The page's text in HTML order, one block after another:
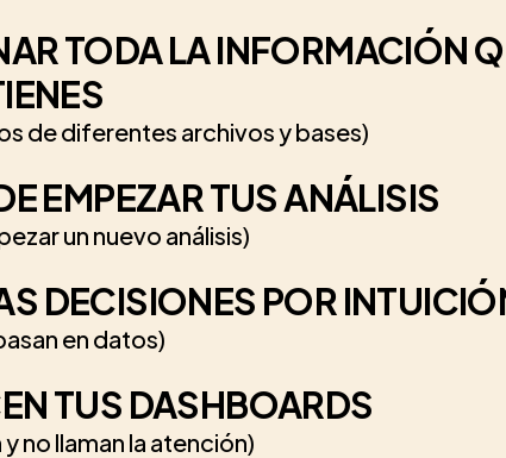
TODA LA INFORMACIÓN
de diferentes archivos y bases)
EMPEZAR TUS ANÁLISIS
un nuevo análisis)
DECISIONES POR
en datos)
TUS DASHBOARDS
no llaman la atención)